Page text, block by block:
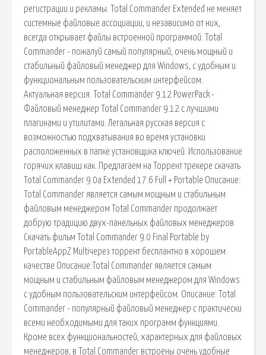
регистрации и рекламы. Total Commander Extended не меняет
системные файловые ассоциации, и независимо от них,
всегда открывает файлы встроенной программой. Total
Commander - пожалуй самый популярный, очень мощный и
стабильный файловый менеджер для Windows, с удобным и
функциональным пользовательским интерфейсом.
Актуальная версия. Total Commander 9.12 PowerPack -
Файловый менеджер Total Commander 9.12 с лучшими
плагинами и утилитами. Легальная русская версия с
возможностью подхватывания во время установки
расположенных в папке установщика ключей. Использование
горячих клавиш как. Предлагаем на Торрент трекере скачать
Total Commander 9.0a Extended 17.6 Full + Portable Описание:
Total Commander является самым мощным и стабильным
файловым менеджером Total Commander продолжает
добрую традицию двух-панельных файловых менеджеров
Скачать фильм Total Commander 9.0 Final Portable by
PortableAppZ Multiчерез торрент бесплантно в хорошем
качестве Описание:Total Commander является самым
мощным и стабильным файловым менеджером для Windows
с удобным пользовательским интерфейсом. Описание: Total
Commander - популярный файловый менеджер с практически
всеми необходимыми для таких программ функциями.
Кроме всех функциональностей, характерных для файловых
менеджеров, в Total Commander встроены очень удобные